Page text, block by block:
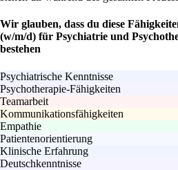
Wir glauben, dass du diese
(w/m/d) für Psychiatrie und
bestehen
Psychiatrische Kenntnisse
Psychotherapie-Fähigkeiten
Teamarbeit
Kommunikationsfähigkeiten
Empathie
Patientenorientierung
Klinische Erfahrung
Deutschkenntnisse